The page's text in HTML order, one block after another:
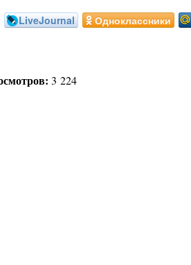
LiveJournal Одноклассники
3 224